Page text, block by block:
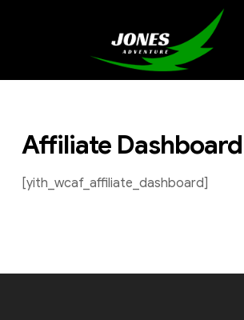
Affiliate Dashboard
[yith_wcaf_affiliate_dashboard]